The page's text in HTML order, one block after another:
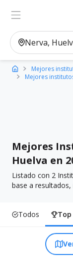
Mejores
Mejores
Mejores
Huelva en
Listado con 2
base a
Todos